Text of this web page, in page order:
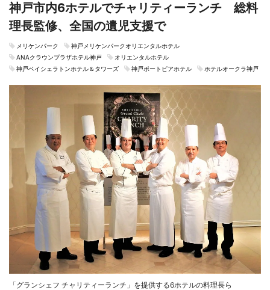
神戸市内6ホテルでチャリティーランチ 総料
理長監修、全国の遺児支援で
メリケンパーク
神戸メリケンパークオリエンタルホテル
ANAクラウンプラザホテル神戸
オリエンタルホテル
神戸ベイシェラトンホテル＆タワーズ
神戸ポートピアホテル ホテルオークラ神戸
「グランシェフ チャリティーランチ」を提供する6ホテルの料理長ら